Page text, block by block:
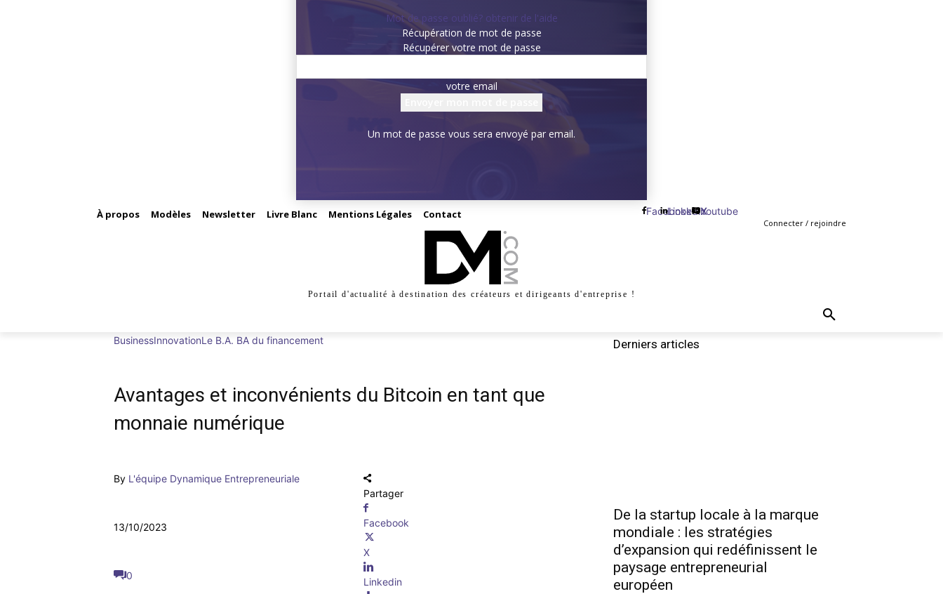
Mot de passe oublié? obtenir de l'aide
Récupération de mot de passe
Récupérer votre mot de passe
votre email
Un mot de passe vous sera envoyé par email.
À propos Modèles Newsletter Livre Blanc Mentions Légales Contact Facebook
Linkedin
X
Youtube
Connecter / rejoindre
Portail d'actualité à destination des créateurs et dirigeants d'entreprise !
BusinessInnovationLe B.A. BA du financement
Avantages et inconvénients du Bitcoin en tant que
monnaie numérique
By L'équipe Dynamique Entrepreneuriale
13/10/2023
0
Partager
Facebook
X
Linkedin
Derniers articles
De la startup locale à la marque
mondiale : les stratégies
d’expansion qui redéfinissent le
paysage entrepreneurial
européen